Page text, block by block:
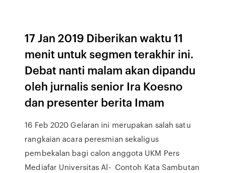
17 Jan 2019 Diberikan waktu 11
menit untuk segmen terakhir ini.
Debat nanti malam akan dipandu
oleh jurnalis senior Ira Koesno
dan presenter berita Imam
16 Feb 2020 Gelaran ini merupakan salah satu
rangkaian acara peresmian sekaligus
pembekalan bagi calon anggota UKM Pers
Mediafar Universitas Al- Contoh Kata Sambutan